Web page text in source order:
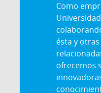
Como
ésta y
ofrecemos